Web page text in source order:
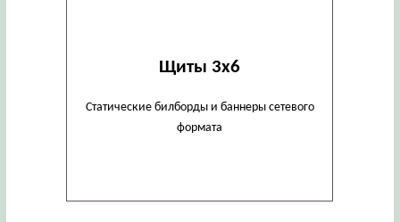
Щиты 3х6
Статические билборды и баннеры сетевого
формата